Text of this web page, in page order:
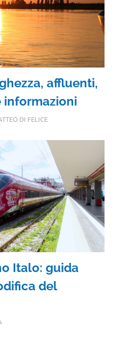
affluenti,
informazioni
DI FELICE
Italo: guida
del